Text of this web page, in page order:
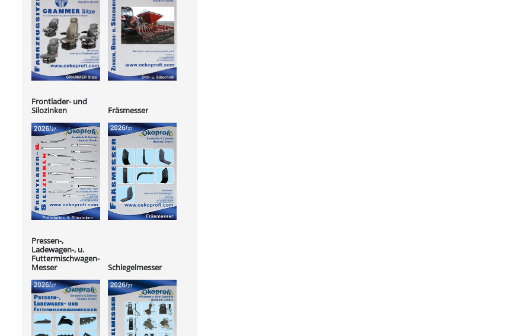
Frontlader- und
Silozinken
Fräsmesser
Pressen-,
Ladewagen-, u.
Futtermischwagen-
Messer
Schlegelmesser